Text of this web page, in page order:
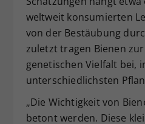
weltweit konsumierten
von der Bestäubung
zuletzt tragen Bienen
genetischen Vielfalt bei,
unterschiedlichsten
„Die Wichtigkeit von
betont werden. Diese